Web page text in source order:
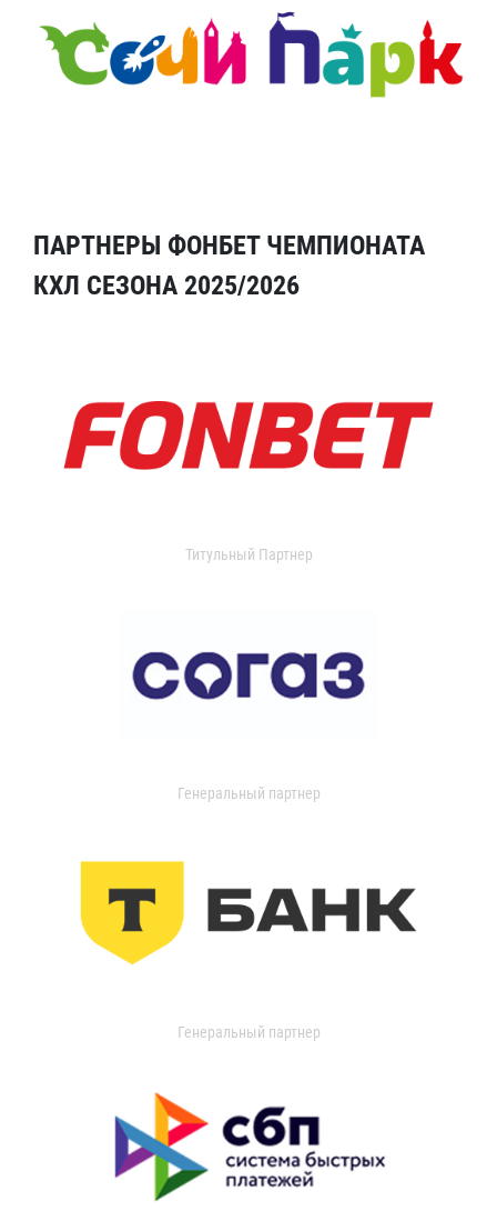
ПАРТНЕРЫ ФОНБЕТ ЧЕМПИОНАТА
КХЛ СЕЗОНА 2025/2026
Титульный Партнер
Генеральный партнер
Генеральный партнер